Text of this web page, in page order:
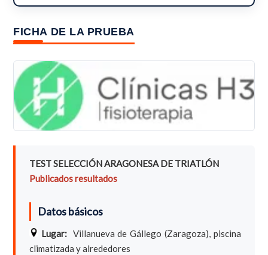
FICHA DE LA PRUEBA
TEST SELECCIÓN ARAGONESA DE TRIATLÓN
Publicados resultados
Datos básicos
Lugar:Villanueva de Gállego (Zaragoza), piscina
climatizada y alrededores